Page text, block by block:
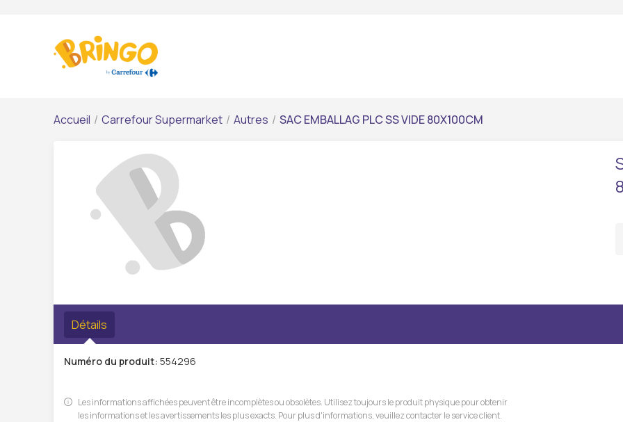
Accueil / Carrefour Supermarket / Autres / SAC EMBALLAG PLC SS VIDE 80X100CM
Détails
Numéro du produit: 554296
Les informations affichées peuvent être incomplètes ou obsolètes. Utilisez toujours le produit physique pour obtenir
les informations et les avertissements les plus exacts. Pour plus d'informations, veuillez contacter le service client.